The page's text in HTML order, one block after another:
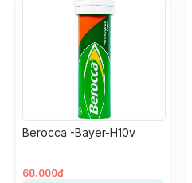
Berocca -Bayer-H10v
68.000đ